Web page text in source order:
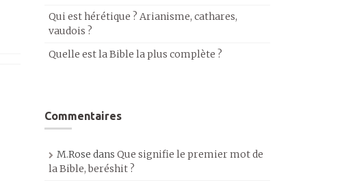
Qui est hérétique ? Arianisme, cathares,
vaudois ?
Quelle est la Bible la plus complète ?
Commentaires
M.Rose dans Que signifie le premier mot de
la Bible, beréshit ?